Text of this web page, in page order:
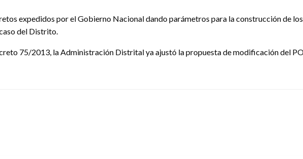
expedidos por el Gobierno Nacional dando parámetros para la construcción de
del Distrito.
75/2013, la Administración Distrital ya ajustó la propuesta de modificación del